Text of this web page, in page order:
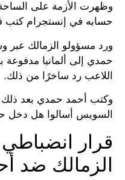
وظهرت الأزمة على
حسابه في إنستجرام كتب
ورد مسؤولو الزمالك عبر
حمدي إلى ألمانيا مدفوعة
اللاعب رد ساخرًا من ذلك.
وكتب أحمد حمدي بعد ذلك
السويس أسالوا هل دخل حسابي
قرار
الزمالك ضد